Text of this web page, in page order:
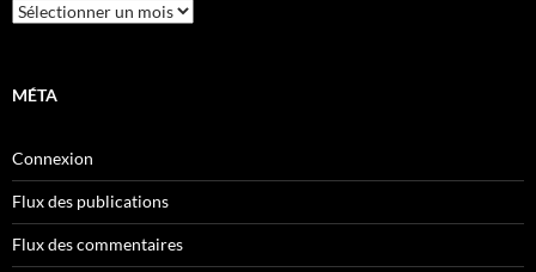
Archives
MÉTA
Connexion
Flux des publications
Flux des commentaires